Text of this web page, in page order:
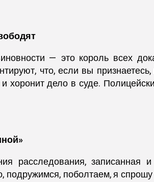
— это король всех
что, если вы
хоронит дело в суде.
расследования, записанная и
поболтаем, я